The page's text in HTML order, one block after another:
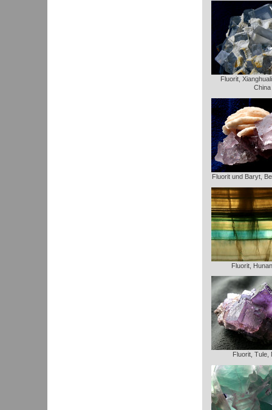
Fluorit,
China
Fluorit und Baryt,
Fluorit,
Fluorit, Tule,